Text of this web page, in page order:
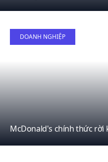
DOANH NGHIỆP
McDonald's chính thức rời